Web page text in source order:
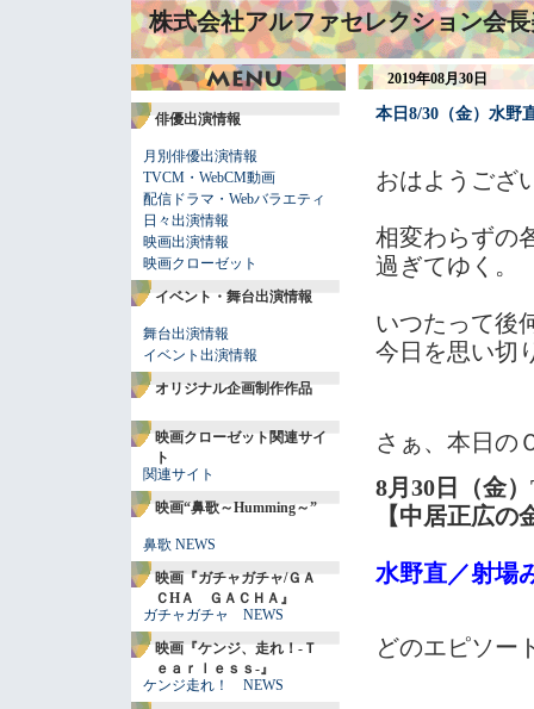
株式会社アルファセレクション会
俳優出演情報
月別俳優出演情報
TVCM・WebCM動画
配信ドラマ・Webバラエティ
日々出演情報
映画出演情報
映画クローゼット
イベント・舞台出演情報
舞台出演情報
イベント出演情報
オリジナル企画制作作品
映画クローゼット関連サイ
ト
関連サイト
映画“鼻歌～Humming～”
鼻歌 NEWS
映画『ガチャガチャ/ＧＡ
ＣHＡ ＧＡＣＨＡ』
ガチャガチャ NEWS
映画『ケンジ、走れ！-Ｔ
ｅａｒｌｅｓｓ-』
ケンジ走れ！ NEWS
2019年08月30日
本日8/30（金）水野
おはようござ
相変わらずの
過ぎてゆく。
いつたって後
今日を思い切
さぁ、本日の
8月30日（金
【中居正広
水野直／射
どのエピソー